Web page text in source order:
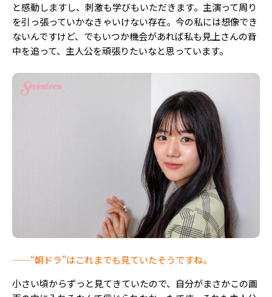
と感動しますし、刺激も学びもいただきます。主演って周り
を引っ張っていかなきゃいけない存在。今の私には想像でき
ないんですけど、でもいつか機会があれば私も見上さんの背
中を追って、主人公を頑張りたいなと思っています。
——“朝ドラ”はこれまでも見ていたそうですね。
小さい頃からずっと見てきていたので、自分がまさかこの画